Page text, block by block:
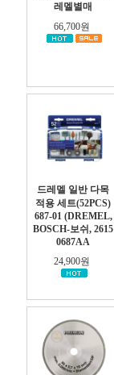
레멜별매
66,700원
드레멜 일반 다목
적용 세트(52PCS)
687-01 (DREMEL,
BOSCH-보쉬, 2615
0687AA
24,900원